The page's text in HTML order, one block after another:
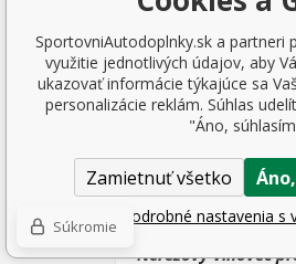
Nerezový vlnovec
SportovniAutodoplnky.sk a partneri
využitie jednotlivých údajov, aby
ukazovať informácie týkajúce sa
personalizácie reklám. Súhlas
"Áno,
Zamietnuť všetko
Podrobné nastavenia s
Súkromie